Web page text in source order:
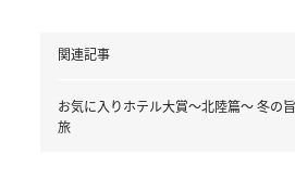
関連記事
お気に入りホテル大賞～北陸篇～ 冬の
旅